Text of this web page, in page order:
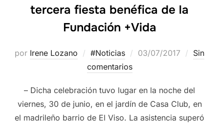
tercera fiesta benéfica de la
Fundación +Vida
por Irene Lozano #Noticias 03/07/2017
Sin
comentarios
– Dicha celebración tuvo lugar en la noche del
viernes, 30 de junio, en el jardín de Casa Club, en
el madrileño barrio de El Viso. La asistencia superó